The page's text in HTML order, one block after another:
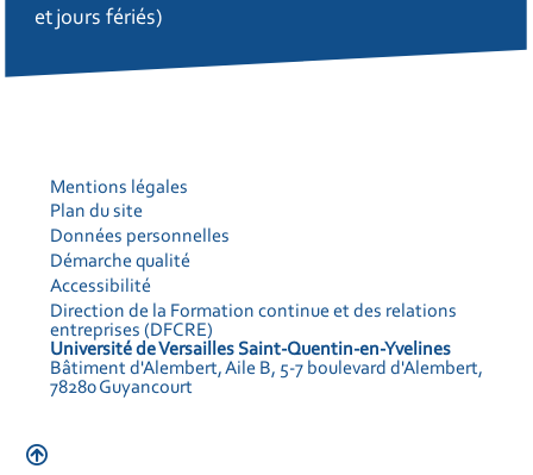
et jours fériés)
Mentions légales
Plan du site
Données personnelles
Démarche qualité
Accessibilité
Direction de la Formation continue et des relations
entreprises (DFCRE)
Université de Versailles Saint-Quentin-en-Yvelines
Bâtiment d'Alembert, Aile B, 5-7 boulevard d'Alembert,
78280 Guyancourt